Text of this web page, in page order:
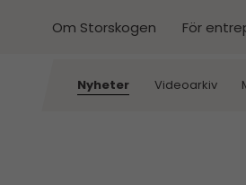
Om Storskogen För
Nyheter Videoarkiv